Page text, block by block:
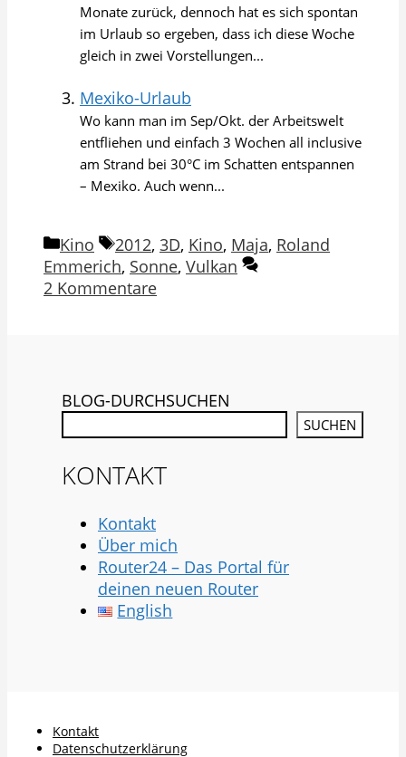
Monate zurück, dennoch hat es sich spontan
im Urlaub so ergeben, dass ich diese Woche
gleich in zwei Vorstellungen...
Mexiko-Urlaub
Wo kann man im Sep/Okt. der Arbeitswelt
entfliehen und einfach 3 Wochen all inclusive
am Strand bei 30°C im Schatten entspannen
– Mexiko. Auch wenn...
Kategorien
Kino Schlagwörter
2012, 3D, Kino, Maja, Roland
Emmerich, Sonne, Vulkan
2 Kommentare
BLOG-DURCHSUCHEN
SUCHEN
KONTAKT
Kontakt
Über mich
Router24 – Das Portal für
deinen neuen Router
English
Kontakt
Datenschutzerklärung